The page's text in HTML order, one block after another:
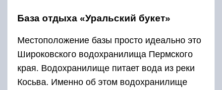
База отдыха «Уральский букет»
Местоположение базы просто идеально это
Широковского водохранилища Пермского
края. Водохранилище питает вода из реки
Косьва. Именно об этом водохранилище